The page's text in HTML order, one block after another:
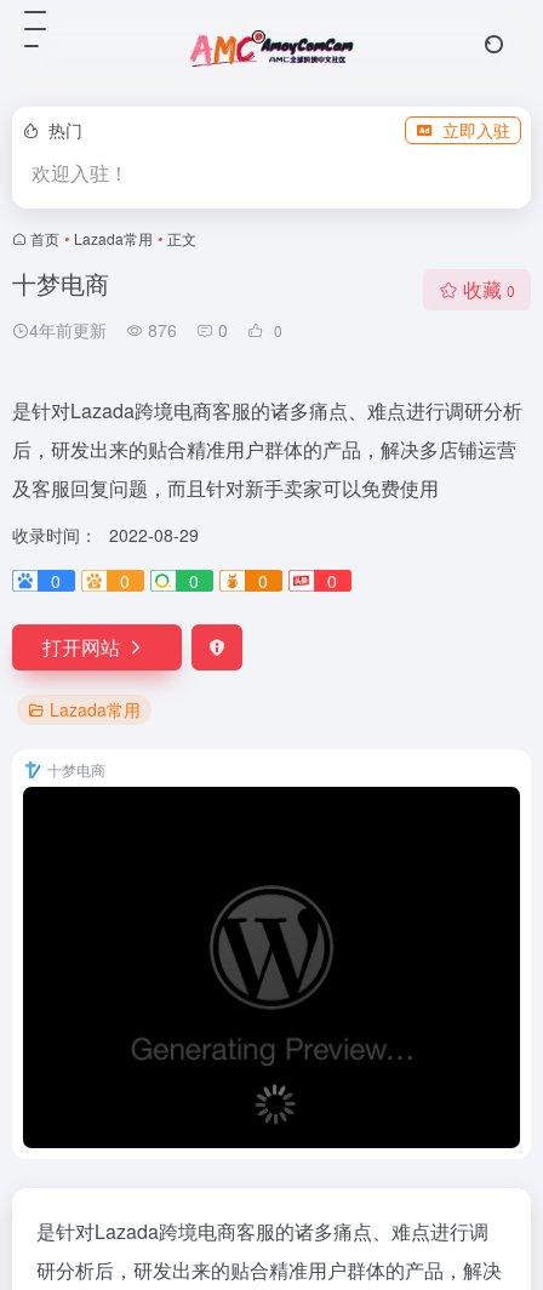
热门 立即入驻
欢迎入驻！
首页 • Lazada常用 • 正文
十梦电商
4年前更新 876 0 0
收藏 0
是针对Lazada跨境电商客服的诸多痛点、难点进行调研分析
后，研发出来的贴合精准用户群体的产品，解决多店铺运营
及客服回复问题，而且针对新手卖家可以免费使用
收录时间：
2022-08-29
0
0 0 0 0
打开网站
Lazada常用
十梦电商
是针对Lazada跨境电商客服的诸多痛点、难点进行调
研分析后，研发出来的贴合精准用户群体的产品，解决